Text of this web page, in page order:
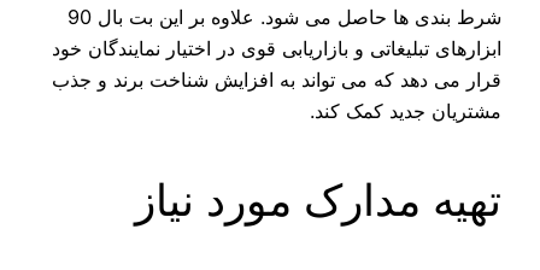
شرط‌ بندی‌ ها حاصل می‌ شود. علاوه بر این بت بال 90
ابزارهای تبلیغاتی و بازاریابی قوی در اختیار نمایندگان خود
قرار می‌ دهد که می‌ تواند به افزایش شناخت برند و جذب
مشتریان جدید کمک کند.
تهیه مدارک مورد نیاز